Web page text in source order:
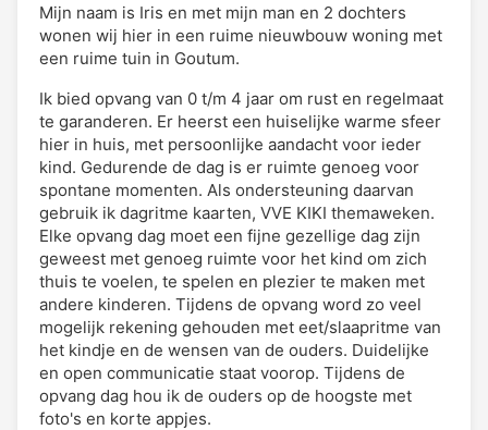
Mijn naam is Iris en met mijn man en 2 dochters
wonen wij hier in een ruime nieuwbouw woning met
een ruime tuin in Goutum.
Ik bied opvang van 0 t/m 4 jaar om rust en regelmaat
te garanderen. Er heerst een huiselijke warme sfeer
hier in huis, met persoonlijke aandacht voor ieder
kind. Gedurende de dag is er ruimte genoeg voor
spontane momenten. Als ondersteuning daarvan
gebruik ik dagritme kaarten, VVE KIKI themaweken.
Elke opvang dag moet een fijne gezellige dag zijn
geweest met genoeg ruimte voor het kind om zich
thuis te voelen, te spelen en plezier te maken met
andere kinderen. Tijdens de opvang word zo veel
mogelijk rekening gehouden met eet/slaapritme van
het kindje en de wensen van de ouders. Duidelijke
en open communicatie staat voorop. Tijdens de
opvang dag hou ik de ouders op de hoogste met
foto's en korte appjes.